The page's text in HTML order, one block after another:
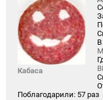
Кабаса
Поблагодарили: 57 раз